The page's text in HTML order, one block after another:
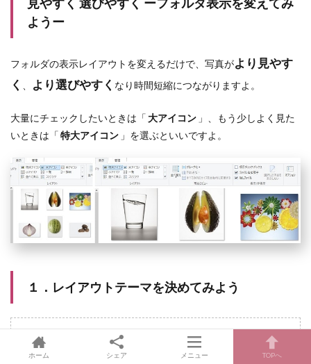
ようー
フォルダの表示レイアウトを変えるだけで、写真がより見やす
く
より選びやすく なり時間短縮につながりますよ。
大量にチェックしたいときは「 大アイコン 」、もう少しよく見た
いときは「特大アイコン 」を選ぶといいですよ。
１．レイアウトテーマを決めてみよう
時系列にレイアウトする
ホーム シェア メニュー TOPへ